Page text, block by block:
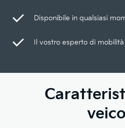
Disponibile in qualsiasi
Il vostro esperto di mobilità